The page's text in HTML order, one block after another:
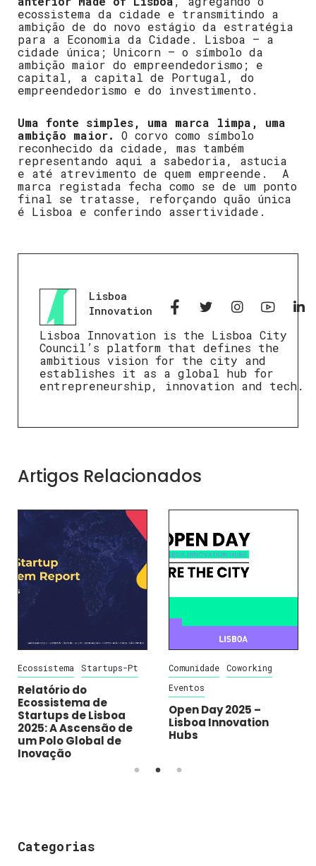
ecossistema da cidade e transmitindo a
ambição de do novo estágio da estratégia
para a Economia da Cidade. Lisboa – a
cidade única; Unicorn – o símbolo da
ambição maior do empreendedorismo; e
capital, a capital de Portugal, do
empreendedorismo e do investimento.
Uma fonte simples, uma marca limpa, uma
ambição maior. O corvo como símbolo
reconhecido da cidade, mas também
representando aqui a sabedoria, astucia
e até atrevimento de quem empreende. A
marca registada fecha como se de um ponto
final se tratasse, reforçando quão única
é Lisboa e conferindo assertividade.
Lisboa
Innovation
Lisboa Innovation is the Lisboa City
Council’s platform that defines the
ambitious vision for the city and
establishes it as a global hub for
entrepreneurship, innovation and tech.
Artigos Relacionados
Ecossistema Startups-Pt
Relatório do
Ecossistema de
Startups de Lisboa
2025: A Ascensão de
um Polo Global de
Inovação
Comunidade
Coworking
Eventos
Open Day 2025 –
Lisboa Innovation
Hubs
Categorias